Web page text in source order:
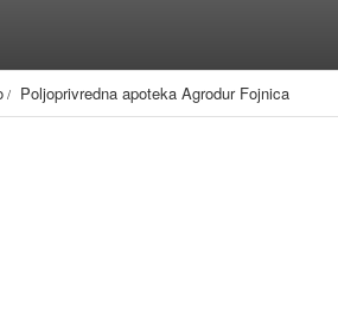
Poljoprivredna apoteka Agrodur Fojnica